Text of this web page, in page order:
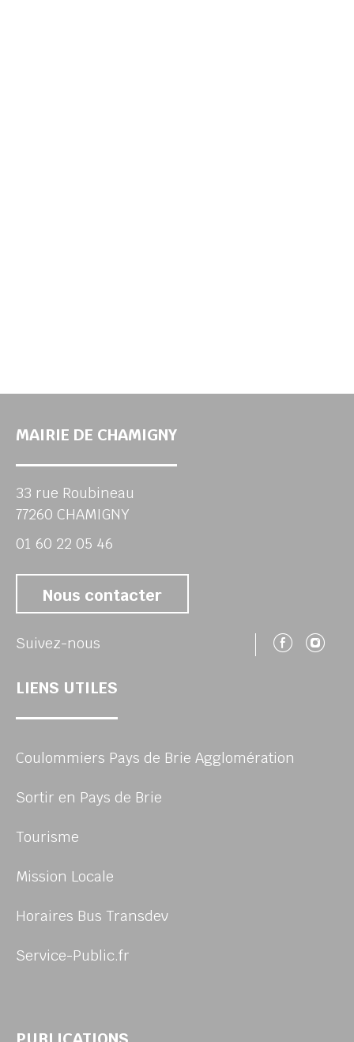
MAIRIE DE CHAMIGNY
33 rue Roubineau
77260 CHAMIGNY
01 60 22 05 46
Nous contacter
Suivez-nous
LIENS UTILES
Coulommiers Pays de Brie Agglomération
Sortir en Pays de Brie
Tourisme
Mission Locale
Horaires Bus Transdev
Service-Public.fr